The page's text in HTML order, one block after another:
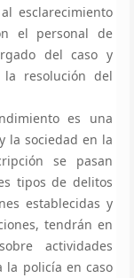
esclarecimiento
el personal de
del caso y
resolución del
es una
la sociedad en la
se pasan
tipos de delitos
establecidas y
tendrán en
actividades
la policía en caso